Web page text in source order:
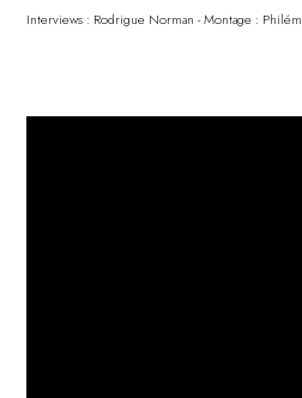
Interviews : Rodrigue Norman - Montage :